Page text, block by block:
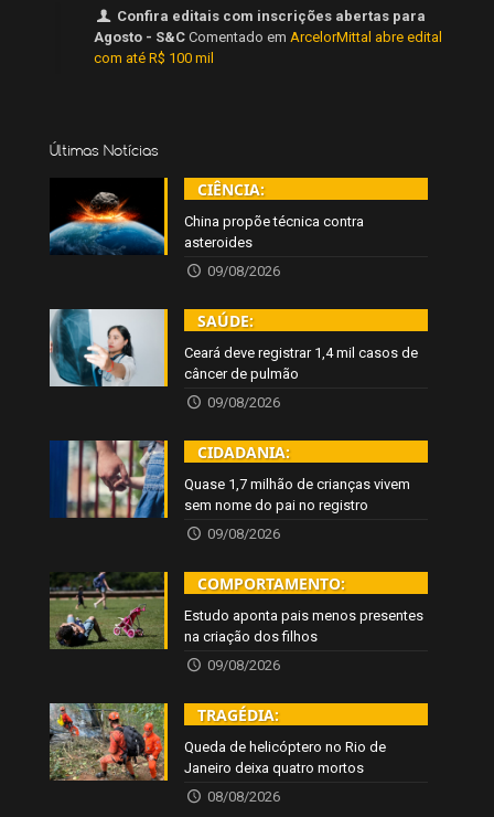
Confira editais com inscrições abertas para
Agosto - S&C Comentado em ArcelorMittal abre edital
com até R$ 100 mil
Últimas Notícias
CIÊNCIA:
China propõe técnica contra
asteroides
09/08/2026
SAÚDE:
Ceará deve registrar 1,4 mil casos de
câncer de pulmão
09/08/2026
CIDADANIA:
Quase 1,7 milhão de crianças vivem
sem nome do pai no registro
09/08/2026
COMPORTAMENTO:
Estudo aponta pais menos presentes
na criação dos filhos
09/08/2026
TRAGÉDIA:
Queda de helicóptero no Rio de
Janeiro deixa quatro mortos
08/08/2026